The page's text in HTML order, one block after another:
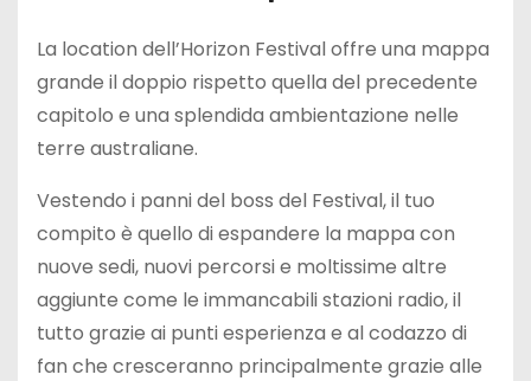
La location dell’Horizon Festival offre una mappa
grande il doppio rispetto quella del precedente
capitolo e una splendida ambientazione nelle
terre australiane.
Vestendo i panni del boss del Festival, il tuo
compito è quello di espandere la mappa con
nuove sedi, nuovi percorsi e moltissime altre
aggiunte come le immancabili stazioni radio, il
tutto grazie ai punti esperienza e al codazzo di
fan che cresceranno principalmente grazie alle